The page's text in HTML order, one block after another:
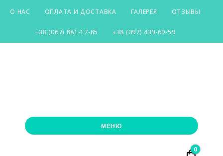
О НАС ОПЛАТА И ДОСТАВКА ГАЛЕРЕЯ ОТЗЫВЫ
+38 (067) 881-17-85 +38 (097) 439-69-59
МЕНЮ
₴ 0.00
0